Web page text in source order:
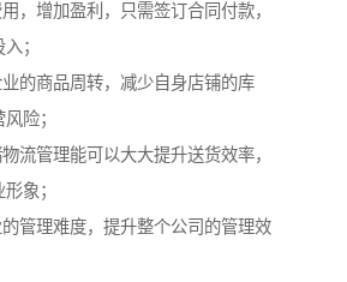
，增加盈利，只需签订合同付款，
；
的商品周转，减少自身店铺的库
险；
流管理能可以大大提升送货效率，
象；
管理难度，提升整个公司的管理效